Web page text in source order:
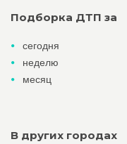
Подборка ДТП за
сегодня
неделю
месяц
В других городах